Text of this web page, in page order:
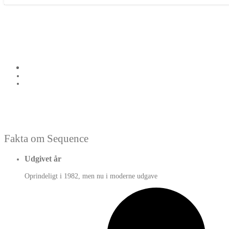
Fakta om Sequence
Udgivet år
Oprindeligt i 1982, men nu i moderne udgave